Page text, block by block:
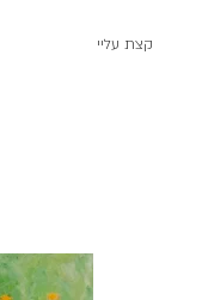
קצת עליי